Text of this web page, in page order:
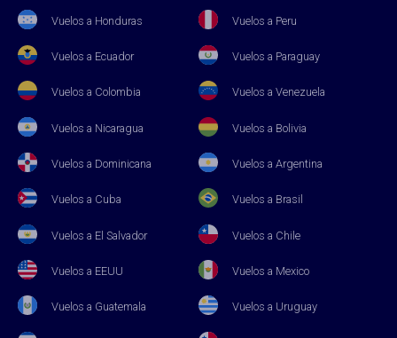
Vuelos a Honduras Vuelos a Peru
Vuelos a Ecuador Vuelos a Paraguay
Vuelos a Colombia Vuelos a Venezuela
Vuelos a Nicaragua Vuelos a Bolivia
Vuelos a Dominicana Vuelos a Argentina
Vuelos a Cuba Vuelos a Brasil
Vuelos a El Salvador Vuelos a Chile
Vuelos a EEUU Vuelos a Mexico
Vuelos a Guatemala Vuelos a Uruguay